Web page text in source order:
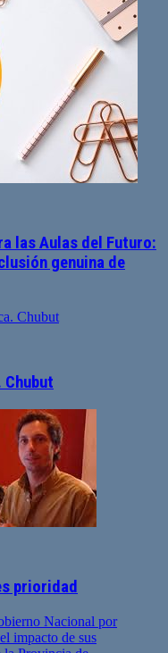
las Aulas del Futuro:
genuina de
prioridad